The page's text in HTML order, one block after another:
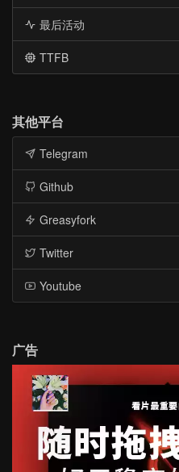
最后活动
TTFB
其他平台
Telegram
Github
Greasyfork
Twitter
Youtube
广告